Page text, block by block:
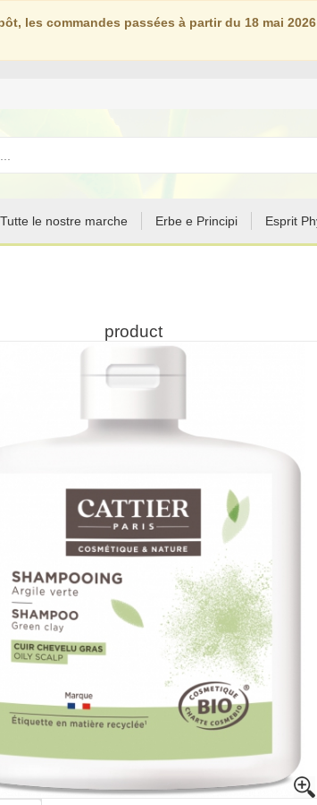
les commandes passées à partir du 18 mai
Tutte le nostre marche Erbe e Principi Esprit
product